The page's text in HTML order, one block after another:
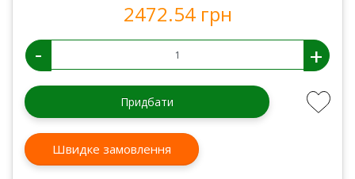
2472.54 грн
- +
Придбати
Швидке замовлення